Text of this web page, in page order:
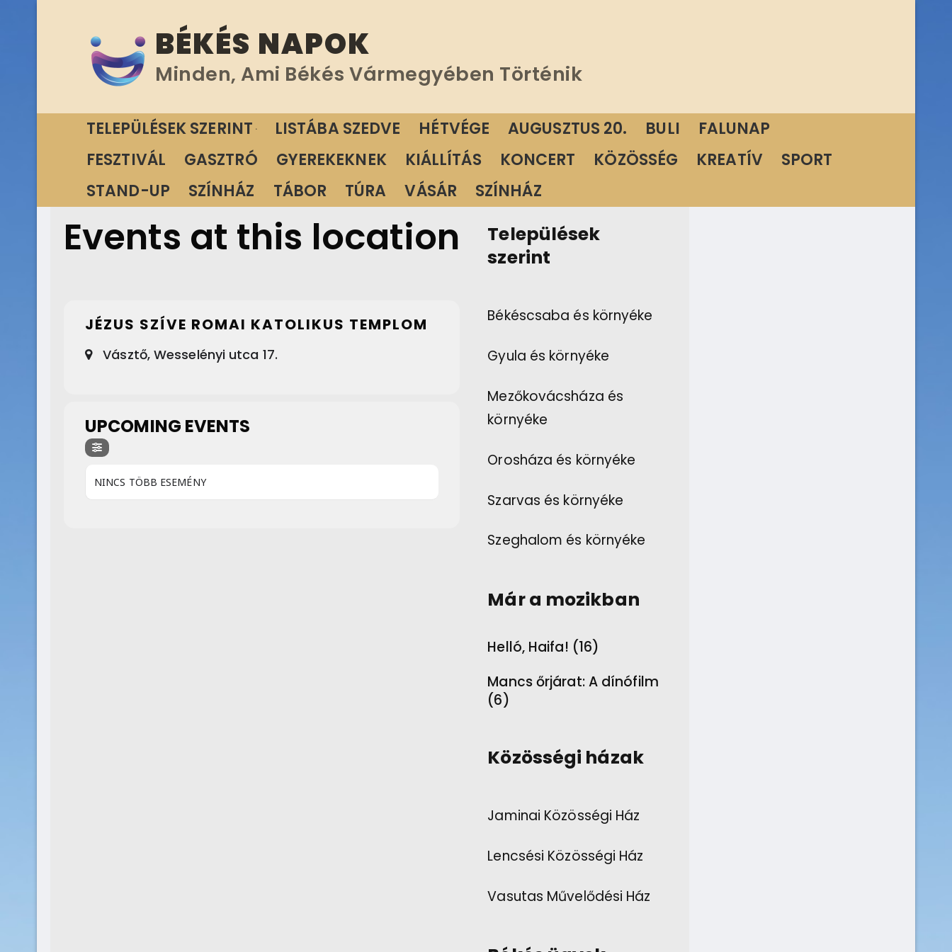
tartalomra
BÉKÉS NAPOK
Minden, Ami Békés Vármegyében Történik
TELEPÜLÉSEK SZERINT LISTÁBA SZEDVE HÉTVÉGE AUGUSZTUS 20. BULI
FALUNAP
FESZTIVÁL
GASZTRÓ GYEREKEKNEK KIÁLLÍTÁS KONCERT KÖZÖSSÉG KREATÍV
SPORT
STAND-UP
SZÍNHÁZ TÁBOR TÚRA VÁSÁR SZÍNHÁZ
Events at this location
JÉZUS SZÍVE ROMAI KATOLIKUS TEMPLOM
Vásztő, Wesselényi utca 17.
UPCOMING EVENTS
NINCS TÖBB ESEMÉNY
Települések
szerint
Békéscsaba és környéke
Gyula és környéke
Mezőkovácsháza és
környéke
Orosháza és környéke
Szarvas és környéke
Szeghalom és környéke
Már a mozikban
Helló, Haifa! (16)
Mancs őrjárat: A dínófilm
(6)
Közösségi házak
Jaminai Közösségi Ház
Lencsési Közösségi Ház
Vasutas Művelődési Ház